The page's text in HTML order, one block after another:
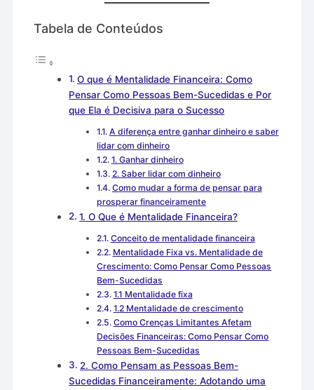
Tabela de Conteúdos
O que é Mentalidade Financeira: Como
Pensar Como Pessoas Bem-Sucedidas e Por
que Ela é Decisiva para o Sucesso
A diferença entre ganhar dinheiro e saber
lidar com dinheiro
1. Ganhar dinheiro
2. Saber lidar com dinheiro
Como mudar a forma de pensar para
prosperar financeiramente
1. O Que é Mentalidade Financeira?
Conceito de mentalidade financeira
Mentalidade Fixa vs. Mentalidade de
Crescimento: Como Pensar Como Pessoas
Bem-Sucedidas
1.1 Mentalidade fixa
1.2 Mentalidade de crescimento
Como Crenças Limitantes Afetam
Decisões Financeiras: Como Pensar Como
Pessoas Bem-Sucedidas
2. Como Pensam as Pessoas Bem-
Sucedidas Financeiramente: Adotando uma